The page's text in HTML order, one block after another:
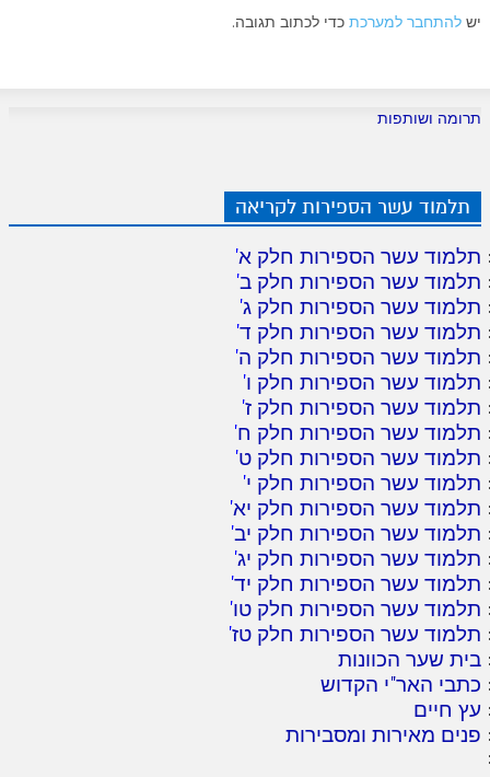
יש להתחבר למערכת כדי לכתוב תגובה.
תרומה ושותפות
תלמוד עשר הספירות לקריאה
תלמוד עשר הספירות חלק א'
תלמוד עשר הספירות חלק ב'
תלמוד עשר הספירות חלק ג'
תלמוד עשר הספירות חלק ד'
תלמוד עשר הספירות חלק ה'
תלמוד עשר הספירות חלק ו'
תלמוד עשר הספירות חלק ז'
תלמוד עשר הספירות חלק ח'
תלמוד עשר הספירות חלק ט'
תלמוד עשר הספירות חלק י'
תלמוד עשר הספירות חלק יא'
תלמוד עשר הספירות חלק יב'
תלמוד עשר הספירות חלק יג'
תלמוד עשר הספירות חלק יד'
תלמוד עשר הספירות חלק טו'
תלמוד עשר הספירות חלק טז'
בית שער הכוונות
כתבי האר"י הקדוש
עץ חיים
פנים מאירות ומסבירות